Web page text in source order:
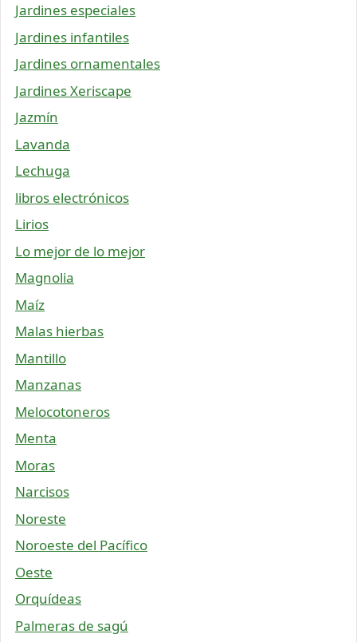
Jardines especiales
Jardines infantiles
Jardines ornamentales
Jardines Xeriscape
Jazmín
Lavanda
Lechuga
libros electrónicos
Lirios
Lo mejor de lo mejor
Magnolia
Maíz
Malas hierbas
Mantillo
Manzanas
Melocotoneros
Menta
Moras
Narcisos
Noreste
Noroeste del Pacífico
Oeste
Orquídeas
Palmeras de sagú